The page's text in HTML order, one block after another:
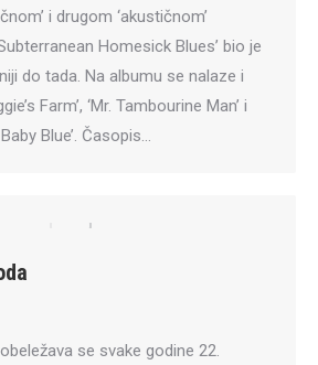
i drugom ‘akustičnom’
Homesick Blues’ bio je
do tada. Na albumu se nalaze i
Farm’, ‘Mr. Tambourine Man’ i
Blue’. Časopis…
se svake godine 22.